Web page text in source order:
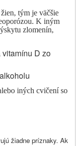
tým je väčšie
K iným
zlomenín,
D zo
iných cvičení so
žiadne príznaky. Ak